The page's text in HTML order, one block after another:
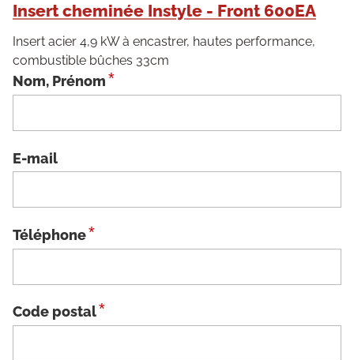
Insert cheminée Instyle - Front 600EA
Insert acier 4,9 kW à encastrer, hautes performance,
combustible bûches 33cm
Nom, Prénom*
E-mail
Téléphone*
Code postal*